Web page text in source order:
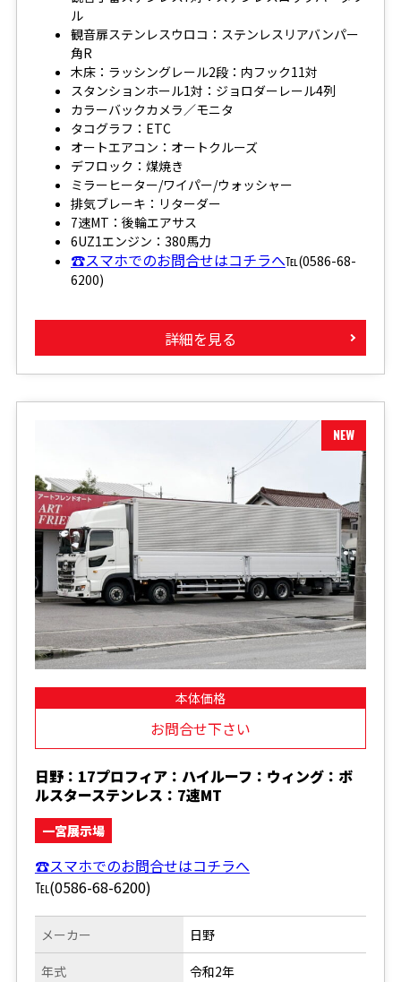
ル
観音扉ステンレスウロコ：ステンレスリアバンパー
角R
木床：ラッシングレール2段：内フック11対
スタンションホール1対：ジョロダーレール4列
カラーバックカメラ／モニタ
タコグラフ：ETC
オートエアコン：オートクルーズ
デフロック：煤焼き
ミラーヒーター/ワイパー/ウォッシャー
排気ブレーキ：リターダー
7速MT：後輪エアサス
6UZ1エンジン：380馬力
☎スマホでのお問合せはコチラへ℡(0586-68-
6200)
詳細を見る
本体価格
お問合せ下さい
日野：17プロフィア：ハイルーフ：ウィング：ボ
ルスターステンレス：7速MT
一宮展示場
☎スマホでのお問合せはコチラへ
℡(0586-68-6200)
メーカー
年式
日野
令和2年